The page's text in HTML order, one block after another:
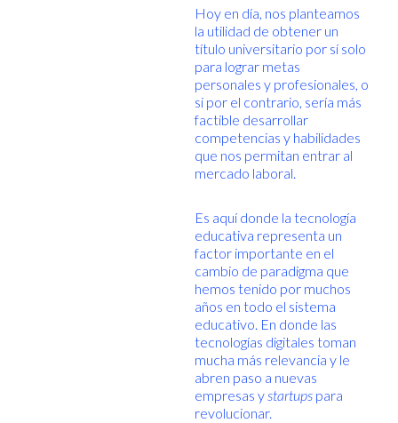
Hoy en día, nos planteamos
la utilidad de obtener un
título universitario por sí solo
para lograr metas
personales y profesionales, o
si por el contrario, sería más
factible desarrollar
competencias y habilidades
que nos permitan entrar al
mercado laboral.
Es aquí donde la tecnología
educativa representa un
factor importante en el
cambio de paradigma que
hemos tenido por muchos
años en todo el sistema
educativo. En donde las
tecnologías digitales toman
mucha más relevancia y le
abren paso a nuevas
empresas ystartupspara
revolucionar.